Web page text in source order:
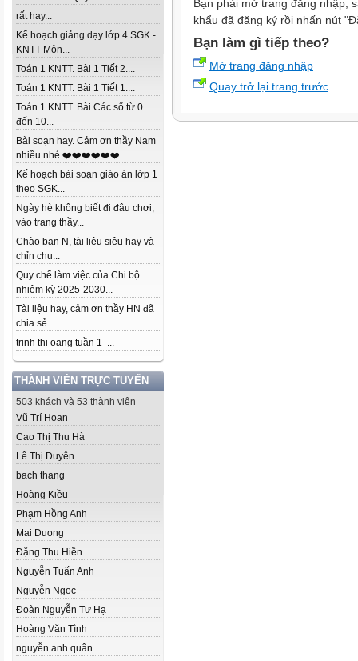
rất hay...
Kế hoạch giảng dạy lớp 4 SGK -
KNTT Môn...
Toán 1 KNTT. Bài 1 Tiết 2....
Toán 1 KNTT. Bài 1 Tiết 1....
Toán 1 KNTT. Bài Các số từ 0
đến 10...
Bài soạn hay. Cảm ơn thầy Nam
nhiều nhé ❤️❤️❤️❤️❤️❤️...
Kế hoạch bài soạn giáo án lớp 1
theo SGK...
Ngày hè không biết đi đâu chơi,
vào trang thầy...
Chào bạn N, tài liệu siêu hay và
chỉn chu...
Quy chế làm việc của Chi bộ
nhiệm kỳ 2025-2030...
Tài liệu hay, cảm ơn thầy HN đã
chia sẻ....
trinh thi oang tuần 1 ...
THÀNH VIÊN TRỰC TUYẾN
503 khách và 53 thành viên
Vũ Trí Hoan
Cao Thị Thu Hà
Lê Thị Duyên
bach thang
Hoàng Kiều
Phạm Hồng Anh
Mai Duong
Đặng Thu Hiền
Nguyễn Tuấn Anh
Nguyễn Ngọc
Đoàn Nguyễn Tư Hạ
Hoàng Văn Tình
nguyễn anh quân
Bạn phải mở trang đăng nhập,
khẩu đã đăng ký rồi nhấn nút
Bạn làm gì tiếp theo?
Mở trang đăng nhập
Quay trở lại trang trước